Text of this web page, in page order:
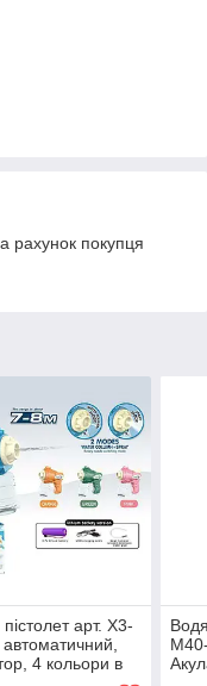
рахунок покупця
арт. X3-
4 кольори в